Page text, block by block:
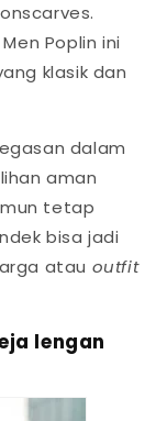
Poplin ini
klasik dan
dalam
aman
tetap
bisa jadi
atau outfit
lengan